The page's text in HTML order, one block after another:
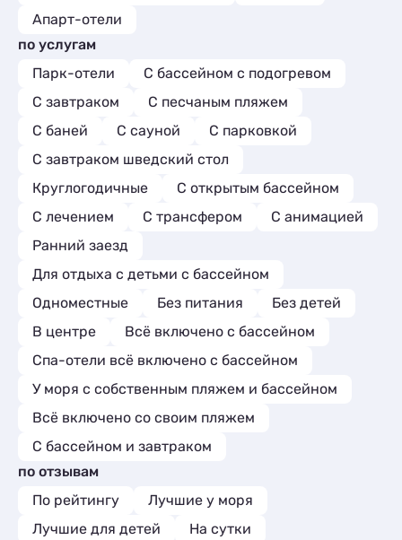
Апарт-отели
по услугам
Парк-отели
С бассейном с подогревом
С завтраком
С песчаным пляжем
С баней
С сауной
С парковкой
С завтраком шведский стол
Круглогодичные
С открытым бассейном
С лечением
С трансфером
С анимацией
Ранний заезд
Для отдыха с детьми с бассейном
Одноместные
Без питания
Без детей
В центре
Всё включено с бассейном
Спа-отели всё включено с бассейном
У моря с собственным пляжем и бассейном
Всё включено со своим пляжем
С бассейном и завтраком
по отзывам
По рейтингу
Лучшие у моря
Лучшие для детей
На сутки